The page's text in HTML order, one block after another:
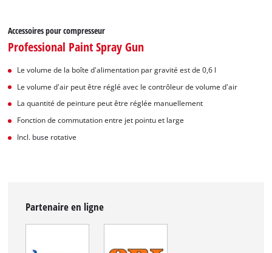
Accessoires pour compresseur
Professional Paint Spray Gun
Le volume de la boîte d'alimentation par gravité est de 0,6 l
Le volume d'air peut être réglé avec le contrôleur de volume d'air
La quantité de peinture peut être réglée manuellement
Fonction de commutation entre jet pointu et large
Incl. buse rotative
Partenaire en ligne